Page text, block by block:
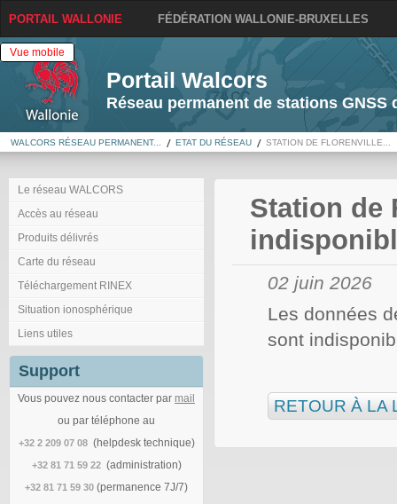
PORTAIL WALLONIE FÉDÉRATION WALLONIE-BRUXELLES
Vue mobile
Portail Walcors
Réseau permanent de stations GNSS
WALCORS RÉSEAU PERMANENT... ETAT DU RÉSEAU STATION DE FLORENVILLE...
Le réseau WALCORS
Accès au réseau
Produits délivrés
Carte du réseau
Téléchargement RINEX
Situation ionosphérique
Liens utiles
Support
Vous pouvez nous contacter par mail
ou par téléphone au
+32 2 209 07 08 (helpdesk technique)
+32 81 71 59 22 (administration)
+32 81 71 59 30 (permanence 7J/7)
Station de
02 juin 2026
Les données
sont
RETOUR À LA